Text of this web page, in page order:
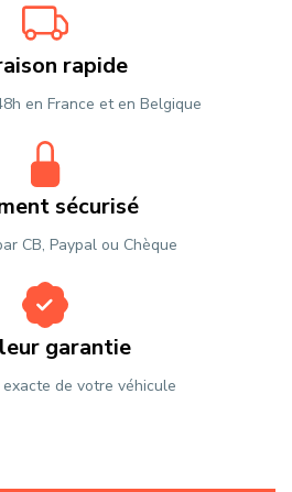
rapide
en France et en Belgique
sécurisé
CB, Paypal ou Chèque
garantie
de votre véhicule